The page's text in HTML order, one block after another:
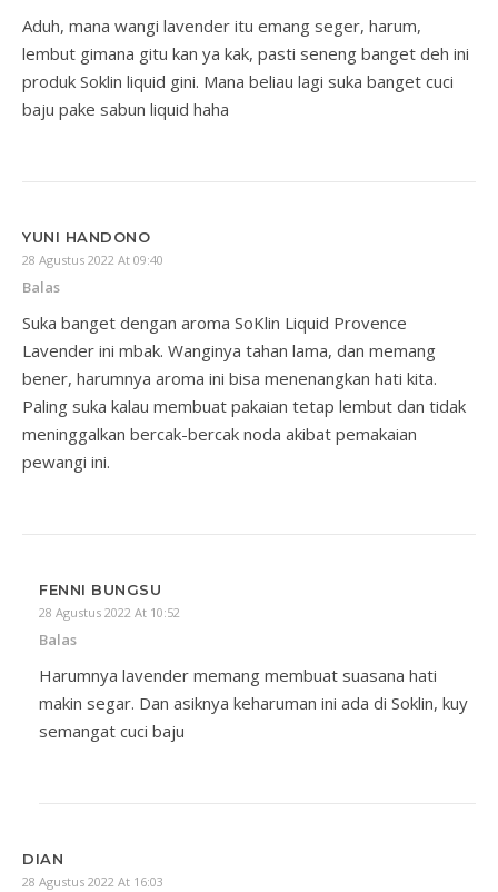
Aduh, mana wangi lavender itu emang seger, harum,
lembut gimana gitu kan ya kak, pasti seneng banget deh ini
produk Soklin liquid gini. Mana beliau lagi suka banget cuci
baju pake sabun liquid haha
YUNI HANDONO
28 Agustus 2022 At 09:40
Balas
Suka banget dengan aroma SoKlin Liquid Provence
Lavender ini mbak. Wanginya tahan lama, dan memang
bener, harumnya aroma ini bisa menenangkan hati kita.
Paling suka kalau membuat pakaian tetap lembut dan tidak
meninggalkan bercak-bercak noda akibat pemakaian
pewangi ini.
FENNI BUNGSU
28 Agustus 2022 At 10:52
Balas
Harumnya lavender memang membuat suasana hati
makin segar. Dan asiknya keharuman ini ada di Soklin, kuy
semangat cuci baju
DIAN
28 Agustus 2022 At 16:03